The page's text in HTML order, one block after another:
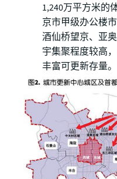
1,240万平方米的
京市甲级办公楼
酒仙桥望京、亚
宇集聚程度较高
丰富可更新存量。